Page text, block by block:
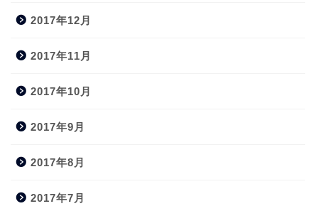
2017年12月
2017年11月
2017年10月
2017年9月
2017年8月
2017年7月